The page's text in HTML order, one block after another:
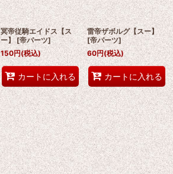
冥帝従騎エイドス【ス
ー】 [帝パーツ]
150円(税込)
カートに入れる
雷帝ザボルグ【スー】
[帝パーツ]
60円(税込)
カートに入れる